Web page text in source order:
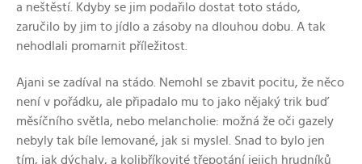
a neštěstí. Kdyby se jim podařilo dostat toto stádo,
zaručilo by jim to jídlo a zásoby na dlouhou dobu. A tak
nehodlali promarnit příležitost.
Ajani se zadíval na stádo. Nemohl se zbavit pocitu, že něco
není v pořádku, ale připadalo mu to jako nějaký trik buď
měsíčního světla, nebo melancholie: možná že oči gazely
nebyly tak bíle lemované, jak si myslel. Snad to bylo jen
tím, jak dýchaly, a kolibříkovité třepotání jejich hrudníků